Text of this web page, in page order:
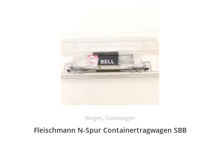
Wagen, Güterwagen
Fleischmann N-Spur Containertragwagen SBB